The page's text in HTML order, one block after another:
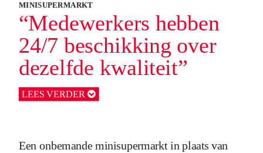
MINISUPERMARKT
“Medewerkers hebben
24/7 beschikking over
dezelfde kwaliteit”
LEES VERDER 
Een onbemande minisupermarkt in plaats van